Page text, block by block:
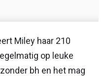
Miley haar 210
op leuke
bh en het mag